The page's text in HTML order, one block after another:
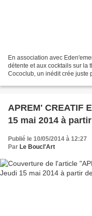
En association avec
détente et aux cocktails sur la
Cococlub, un inédit crée juste
APREM' CREATIF
15 mai 2014 à
Publié le 10/05/2014 à 12:27
Par Le Boucl'Art